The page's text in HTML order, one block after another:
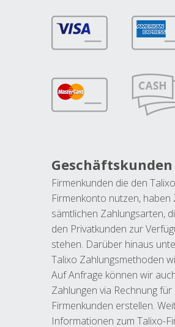
Geschäftskunden
Firmenkunden die den
Firmenkonto nutzen, haben
sämtlichen Zahlungsarten,
den Privatkunden zur
stehen. Darüber hinaus
Talixo Zahlungsmethoden
Auf Anfrage können wir
Zahlungen via Rechnung
Firmenkunden erstellen.
Informationen zum Talixo-